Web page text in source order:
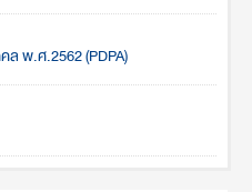
พ.ศ.2562 (PDPA)